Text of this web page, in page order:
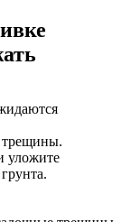
трещины.
уложите